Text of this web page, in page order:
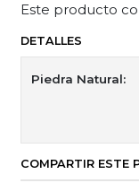
Este producto
DETALLES
Piedra Natural:
COMPARTIR ESTE